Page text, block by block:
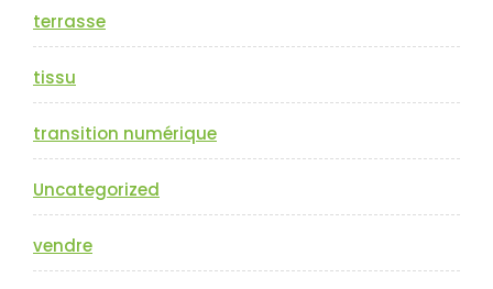
terrasse
tissu
transition numérique
Uncategorized
vendre